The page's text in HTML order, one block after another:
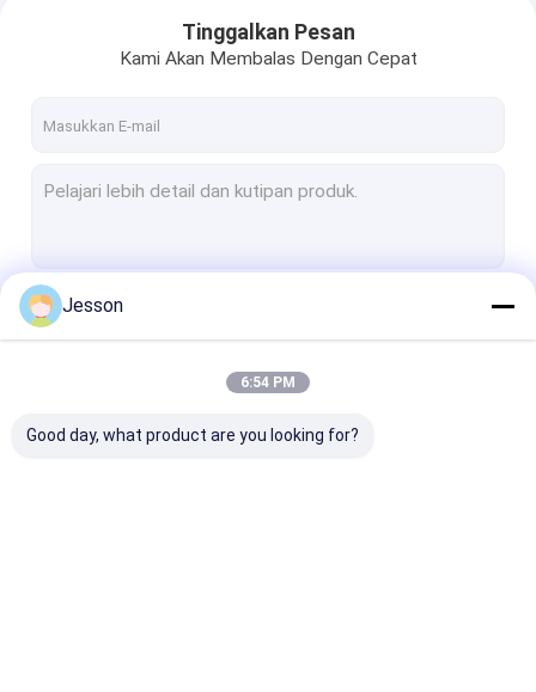
Lemari Dapur Lak
Kabinet Dapur Melamin
Hotel Mini Dapur
Lemari Dapur UV
Tinggalkan Pesan
Kami Akan Membalas Dengan Cepat
Jesson
6:54 PM
Good day, what product are you looking for?